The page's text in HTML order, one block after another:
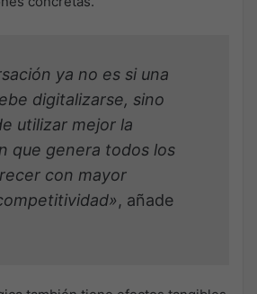
ya no es si una
digitalizarse, sino
utilizar mejor la
que genera todos los
con mayor
, añade